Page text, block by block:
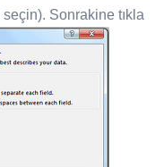
seçin). Sonrakine tıkla